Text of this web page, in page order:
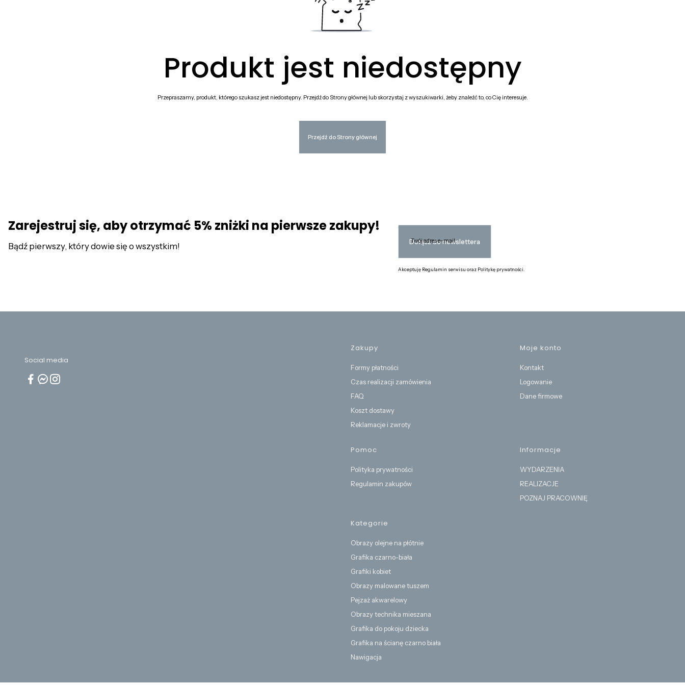
Produkt jest niedostępny
Przepraszamy, produkt, którego szukasz jest niedostępny. Przejdź do Strony głównej lub skorzystaj z wyszukiwarki, żeby znaleźć to, co Cię interesuje.
Przejdź do Strony głównej
Zarejestruj się, aby otrzymać 5% zniżki na pierwsze zakupy!
Bądź pierwszy, który dowie się o wszystkim!
Twój adres e-mail
Dołącz do newslettera
Akceptuję Regulamin serwisu oraz Politykę prywatności.
Social media Linki w stopce
Zakupy
Formy płatności
Czas realizacji zamówienia
FAQ
Koszt dostawy
Reklamacje i zwroty
Moje konto
Kontakt
Logowanie
Dane firmowe
Pomoc
Polityka prywatności
Regulamin zakupów
Informacje
WYDARZENIA
REALIZACJE
POZNAJ PRACOWNIĘ
Kategorie
Obrazy olejne na płótnie
Grafika czarno-biała
Grafiki kobiet
Obrazy malowane tuszem
Pejzaż akwarelowy
Obrazy technika mieszana
Grafika do pokoju dziecka
Grafika na ścianę czarno biała
Nawigacja